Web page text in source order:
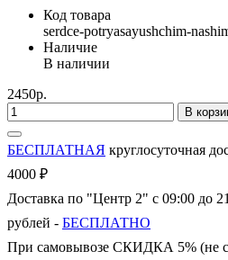
Код товара
serdce-potryasayushchim-
Наличие
В наличии
2450р.
В
БЕСПЛАТНАЯ круглосуточная
4000 ₽
Доставка по "Центр 2" с 09:00 до
рублей - БЕСПЛАТНО
При самовывозе СКИДКА 5% (не